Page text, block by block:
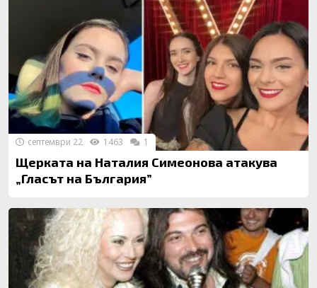
Щерката на Наталия Симеонова атакува
„Гласът на България”
септември 22 1463 1